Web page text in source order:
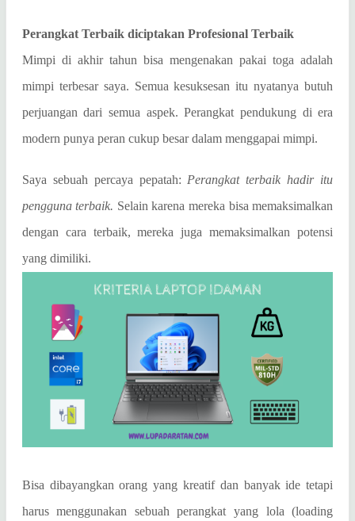
Perangkat Terbaik diciptakan Profesional Terbaik
Mimpi di akhir tahun bisa mengenakan pakai toga adalah
mimpi terbesar saya. Semua kesuksesan itu nyatanya butuh
perjuangan dari semua aspek. Perangkat pendukung di era
modern punya peran cukup besar dalam menggapai mimpi.
Saya sebuah percaya pepatah:Perangkat terbaik hadir itu
pengguna terbaik. Selain karena mereka bisa memaksimalkan
dengan cara terbaik, mereka juga memaksimalkan potensi
yang dimiliki.
Bisa dibayangkan orang yang kreatif dan banyak ide tetapi
harus menggunakan sebuah perangkat yang lola (loading